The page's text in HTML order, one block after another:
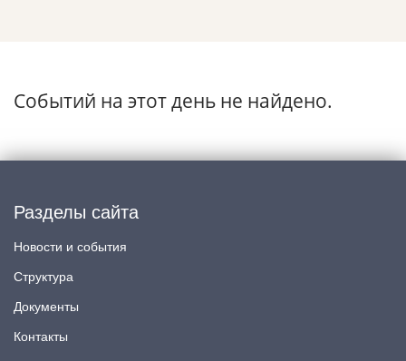
Событий на этот день не найдено.
Разделы сайта
Новости и события
Структура
Документы
Контакты